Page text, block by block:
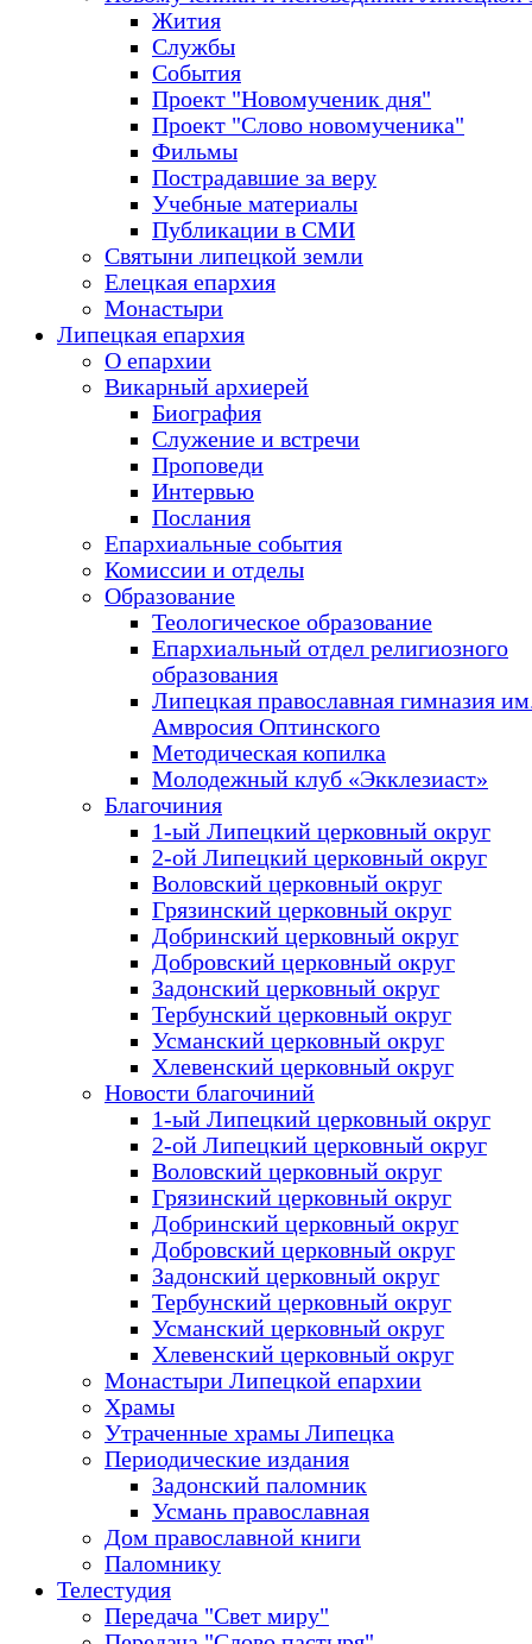
Жития
Службы
События
Проект "Новомученик дня"
Проект "Слово новомученика"
Фильмы
Пострадавшие за веру
Учебные материалы
Публикации в СМИ
Святыни липецкой земли
Елецкая епархия
Монастыри
Липецкая епархия
О епархии
Викарный архиерей
Биография
Служение и встречи
Проповеди
Интервью
Послания
Епархиальные события
Комиссии и отделы
Образование
Теологическое образование
Епархиальный отдел религиозного
образования
Липецкая православная гимназия
Амвросия Оптинского
Методическая копилка
Молодежный клуб «Экклезиаст»
Благочиния
1-ый Липецкий церковный округ
2-ой Липецкий церковный округ
Воловский церковный округ
Грязинский церковный округ
Добринский церковный округ
Добровский церковный округ
Задонский церковный округ
Тербунский церковный округ
Усманский церковный округ
Хлевенский церковный округ
Новости благочиний
1-ый Липецкий церковный округ
2-ой Липецкий церковный округ
Воловский церковный округ
Грязинский церковный округ
Добринский церковный округ
Добровский церковный округ
Задонский церковный округ
Тербунский церковный округ
Усманский церковный округ
Хлевенский церковный округ
Монастыри Липецкой епархии
Храмы
Утраченные храмы Липецка
Периодические издания
Задонский паломник
Усмань православная
Дом православной книги
Паломнику
Телестудия
Передача "Свет миру"